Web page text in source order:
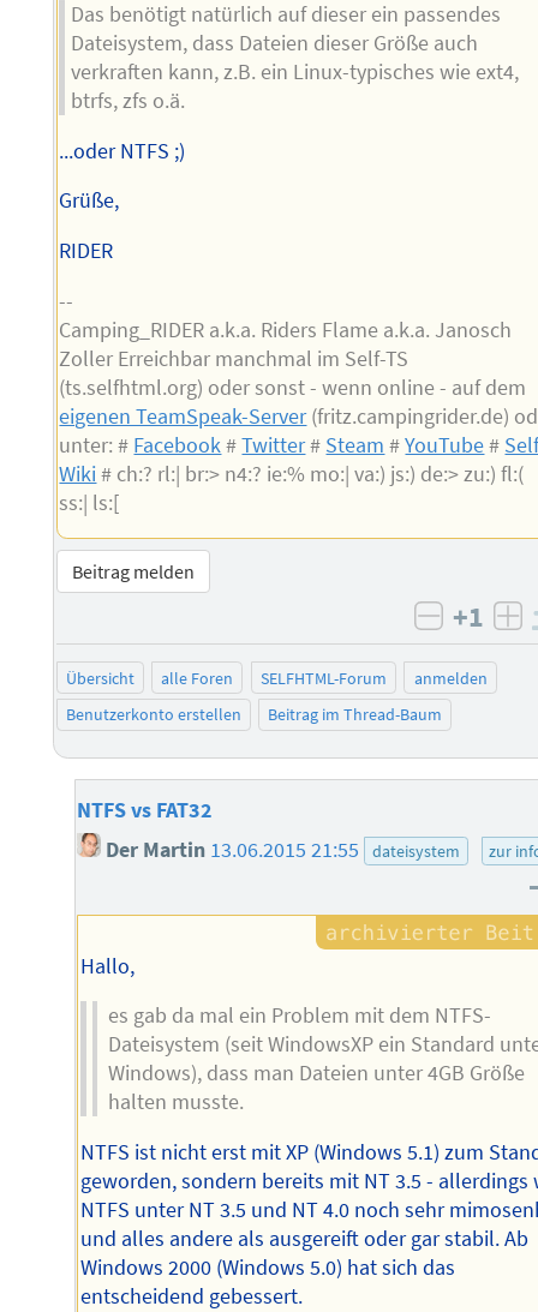
Das benötigt natürlich auf dieser ein passendes
Dateisystem, dass Dateien dieser Größe auch
verkraften kann, z.B. ein Linux-typisches wie ext4,
btrfs, zfs o.ä.
...oder NTFS ;)
Grüße,
RIDER
--
Camping_RIDER a.k.a. Riders Flame a.k.a. Janosch
Zoller Erreichbar manchmal im Self-TS
(ts.selfhtml.org) oder sonst - wenn online - auf dem
eigenen TeamSpeak-Server(fritz.campingrider.de)
unter: # Facebook#Twitter# Steam #YouTube#
Wiki# ch:? rl:| br:> n4:? ie:% mo:| va:) js:) de:> zu:) fl:(
ss:| ls:[
Beitrag melden
negativ
+1
Übersicht alle Foren SELFHTML-Forum
anmelden
Benutzerkonto erstellen
Beitrag im Thread-Baum
NTFS vs FAT32
Der Martin 13.06.2015 21:55 dateisystem zur
Hallo,
es gab da mal ein Problem mit dem NTFS-
Dateisystem (seit WindowsXP ein Standard
Windows), dass man Dateien unter 4GB Größe
halten musste.
NTFS ist nicht erst mit XP (Windows 5.1) zum
geworden, sondern bereits mit NT 3.5 - allerdings
NTFS unter NT 3.5 und NT 4.0 noch sehr
und alles andere als ausgereift oder gar stabil. Ab
Windows 2000 (Windows 5.0) hat sich das
entscheidend gebessert.